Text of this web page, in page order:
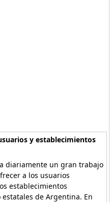
y establecimientos
diariamente un gran trabajo
a los usuarios
establecimientos
de Argentina. En